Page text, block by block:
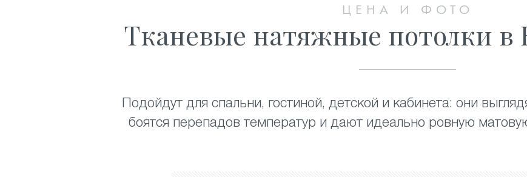
ЦЕНА И ФОТО
Тканевые натяжные потолки в
Подойдут для спальни, гостиной, детской и кабинета: они
боятся перепадов температур и дают идеально ровную